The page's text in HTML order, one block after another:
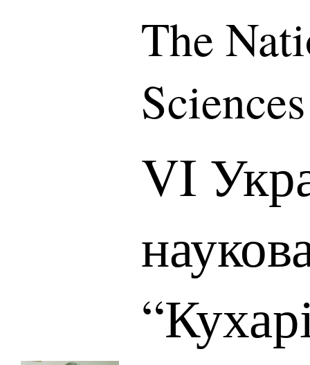
The
VI